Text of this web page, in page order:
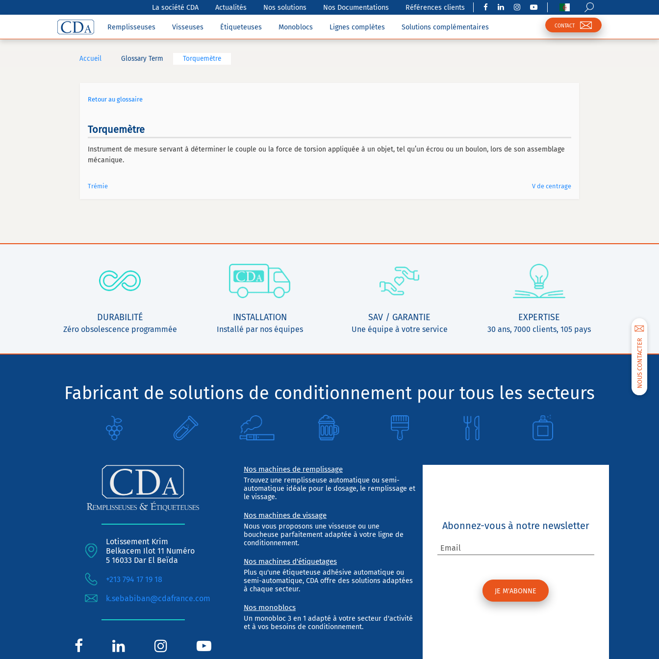
La société CDA Actualités Nos solutions Nos Documentations Références clients
Remplisseuses Visseuses Étiqueteuses Monoblocs Lignes complètes Solutions complémentaires CONTACT
NOUS CONTACTER
Accueil Glossary Term Torquemètre
Retour au glossaire
Torquemètre
Instrument de mesure servant à déterminer le couple ou la force de torsion appliquée à un objet, tel qu’un écrou ou un boulon, lors de son assemblage
mécanique.
Trémie V de centrage
DURABILITÉ
Zéro obsolescence programmée
INSTALLATION
Installé par nos équipes
SAV / GARANTIE
Une équipe à votre service
EXPERTISE
30 ans, 7000 clients, 105 pays
Fabricant de solutions de conditionnement pour tous les secteurs
Lotissement Krim
Belkacem Ilot 11 Numéro
5 16033 Dar El Beïda
+213 794 17 19 18
k.sebabiban@cdafrance.com
Nos machines de remplissage
Trouvez une remplisseuse automatique ou semi-
automatique idéale pour le dosage, le remplissage et
le vissage.
Nos machines de vissage
Nous vous proposons une visseuse ou une
boucheuse parfaitement adaptée à votre ligne de
conditionnement.
Nos machines d'étiquetages
Plus qu'une étiqueteuse adhésive automatique ou
semi-automatique, CDA offre des solutions adaptées
à chaque secteur.
Nos monoblocs
Un monobloc 3 en 1 adapté à votre secteur d'activité
et à vos besoins de conditionnement.
Abonnez-vous à notre newsletter
Email